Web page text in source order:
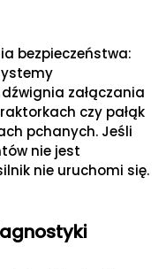
bezpieczeństwa:
załączania
czy pałąk
pchanych. Jeśli
nie jest
nie uruchomi się.